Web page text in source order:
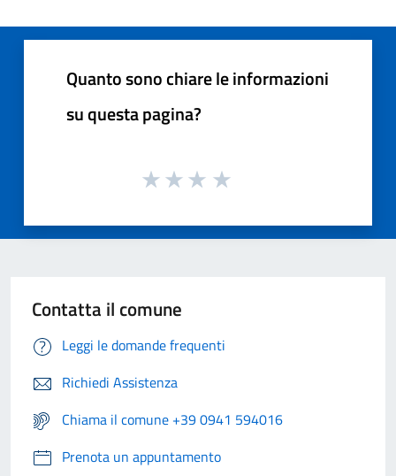
Quanto sono chiare le informazioni
su questa pagina?
Contatta il comune
Leggi le domande frequenti
Richiedi Assistenza
Chiama il comune +39 0941 594016
Prenota un appuntamento